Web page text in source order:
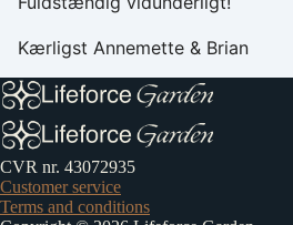
Kærligst Annemette & Brian
CVR nr. 43072935
Customer service
Terms and conditions